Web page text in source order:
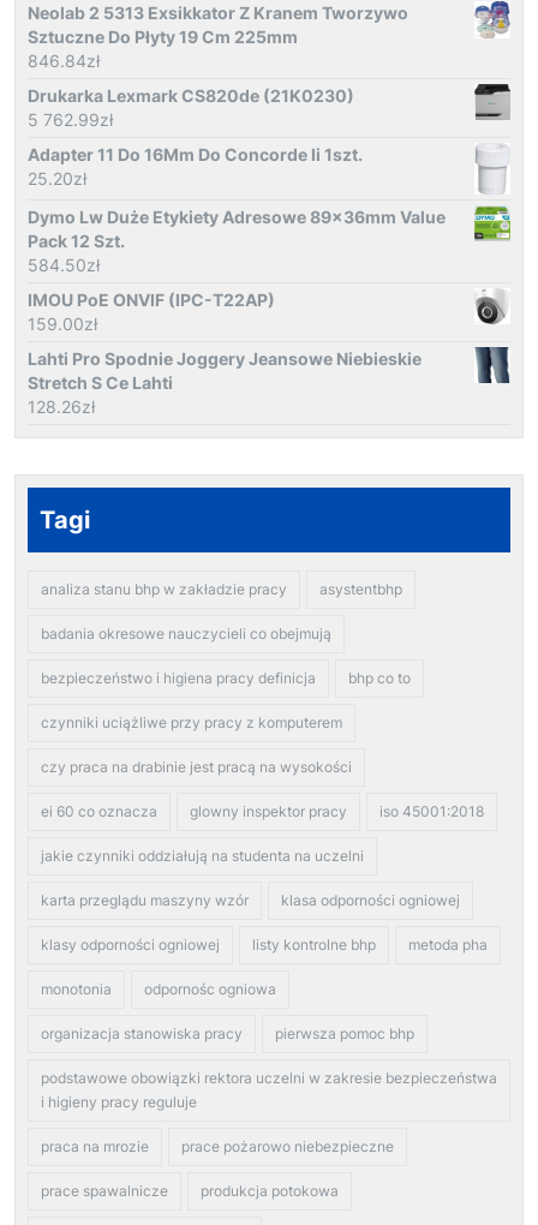
Neolab 2 5313 Exsikkator Z Kranem Tworzywo
Sztuczne Do Płyty 19 Cm 225mm
846.84zł
Drukarka Lexmark CS820de (21K0230)
5 762.99zł
Adapter 11 Do 16Mm Do Concorde Ii 1szt.
25.20zł
Dymo Lw Duże Etykiety Adresowe 89x36mm Value
Pack 12 Szt.
584.50zł
IMOU PoE ONVIF (IPC-T22AP)
159.00zł
Lahti Pro Spodnie Joggery Jeansowe Niebieskie
Stretch S Ce Lahti
128.26zł
Tagi
analiza stanu bhp w zakładzie pracy asystentbhp
badania okresowe nauczycieli co obejmują
bezpieczeństwo i higiena pracy definicja bhp co to
czynniki uciążliwe przy pracy z komputerem
czy praca na drabinie jest pracą na wysokości
ei 60 co oznacza glowny inspektor pracy iso 45001:2018
jakie czynniki oddziałują na studenta na uczelni
karta przeglądu maszyny wzór klasa odporności ogniowej
klasy odporności ogniowej listy kontrolne bhp metoda pha
monotonia odpornośc ogniowa
organizacja stanowiska pracy pierwsza pomoc bhp
podstawowe obowiązki rektora uczelni w zakresie bezpieczeństwa
i higieny pracy reguluje
praca na mrozie prace pożarowo niebezpieczne
prace spawalnicze produkcja potokowa